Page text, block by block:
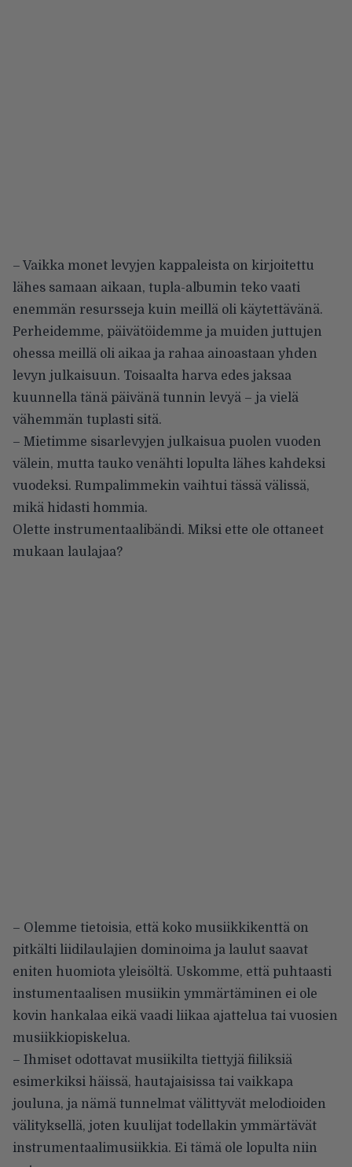
– Vaikka monet levyjen kappaleista on kirjoitettu
lähes samaan aikaan, tupla-albumin teko vaati
enemmän resursseja kuin meillä oli käytettävänä.
Perheidemme, päivätöidemme ja muiden juttujen
ohessa meillä oli aikaa ja rahaa ainoastaan yhden
levyn julkaisuun. Toisaalta harva edes jaksaa
kuunnella tänä päivänä tunnin levyä – ja vielä
vähemmän tuplasti sitä.
– Mietimme sisarlevyjen julkaisua puolen vuoden
välein, mutta tauko venähti lopulta lähes kahdeksi
vuodeksi. Rumpalimmekin vaihtui tässä välissä,
mikä hidasti hommia.
Olette instrumentaalibändi. Miksi ette ole ottaneet
mukaan laulajaa?
– Olemme tietoisia, että koko musiikkikenttä on
pitkälti liidilaulajien dominoima ja laulut saavat
eniten huomiota yleisöltä. Uskomme, että puhtaasti
instumentaalisen musiikin ymmärtäminen ei ole
kovin hankalaa eikä vaadi liikaa ajattelua tai vuosien
musiikkiopiskelua.
– Ihmiset odottavat musiikilta tiettyjä fiiliksiä
esimerkiksi häissä, hautajaisissa tai vaikkapa
jouluna, ja nämä tunnelmat välittyvät melodioiden
välityksellä, joten kuulijat todellakin ymmärtävät
instrumentaalimusiikkia. Ei tämä ole lopulta niin